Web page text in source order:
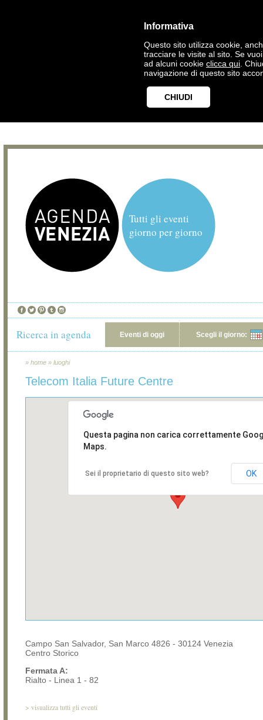
Informativa
Questo sito utilizza cookie,
tracciare le visite al sito. Se
ad alcuni cookie clicca qui .
navigazione di questo sito
CHIUDI
Tutti gli eventi
giorno per giorno
Ricerca in agenda Eventi di oggi Scegli il giorno:
» home » luoghi
Telecom Italia Future Centre
Questa pagina non carica correttamente
Maps.
Sei il proprietario di questo sito web? OK
Campo San Salvador, San Marco 4826 - 30124 Venezia
Centro Storico
Fermata A:
Rialto - Linea 1 - 82
> visualizza tutti gli eventi